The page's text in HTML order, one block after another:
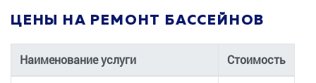
ЦЕНЫ НА РЕМОНТ БАССЕЙНОВ
Наименование услуги Стоимость